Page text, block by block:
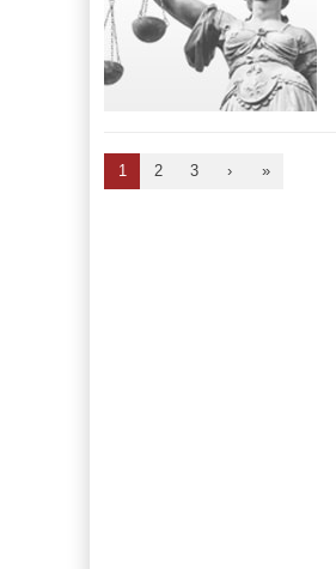
1 2 3 › »